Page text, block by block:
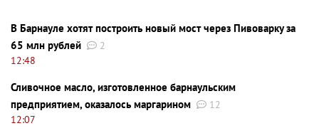
В Барнауле хотят построить новый мост через Пивоварку за
65 млн рублей
2
12:48
Сливочное масло, изготовленное барнаульским
предприятием, оказалось маргарином
12
12:07